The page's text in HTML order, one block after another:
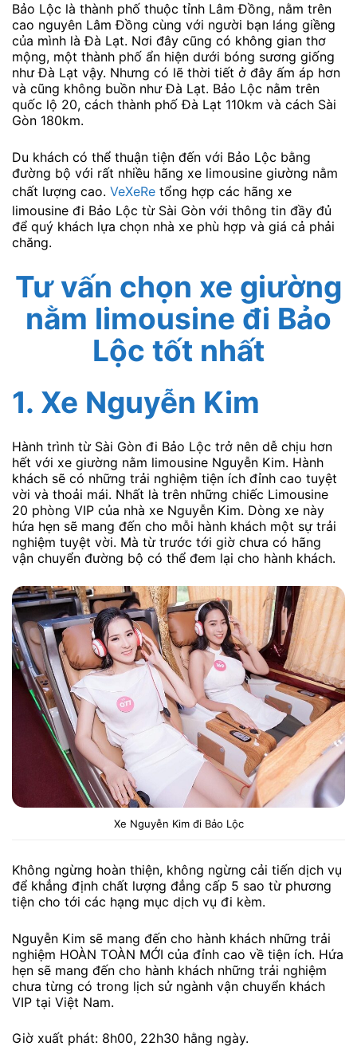
Bảo Lộc là thành phố thuộc tỉnh Lâm Đồng, nằm trên
cao nguyên Lâm Đồng cùng với người bạn láng giềng
của mình là Đà Lạt. Nơi đây cũng có không gian thơ
mộng, một thành phố ẩn hiện dưới bóng sương giống
như Đà Lạt vậy. Nhưng có lẽ thời tiết ở đây ấm áp hơn
và cũng không buồn như Đà Lạt. Bảo Lộc nằm trên
quốc lộ 20, cách thành phố Đà Lạt 110km và cách Sài
Gòn 180km.
Du khách có thể thuận tiện đến với Bảo Lộc bằng
đường bộ với rất nhiều hãng xe limousine giường nằm
chất lượng cao. VeXeRe tổng hợp các hãng xe
limousine đi Bảo Lộc từ Sài Gòn với thông tin đầy đủ
để quý khách lựa chọn nhà xe phù hợp và giá cả phải
chăng.
Tư vấn chọn xe giường
nằm limousine đi Bảo
Lộc tốt nhất
1. Xe Nguyễn Kim
Hành trình từ Sài Gòn đi Bảo Lộc trở nên dễ chịu hơn
hết với xe giường nằm limousine Nguyễn Kim. Hành
khách sẽ có những trải nghiệm tiện ích đỉnh cao tuyệt
vời và thoải mái. Nhất là trên những chiếc Limousine
20 phòng VIP của nhà xe Nguyễn Kim. Dòng xe này
hứa hẹn sẽ mang đến cho mỗi hành khách một sự trải
nghiệm tuyệt vời. Mà từ trước tới giờ chưa có hãng
vận chuyển đường bộ có thể đem lại cho hành khách.
Xe Nguyễn Kim đi Bảo Lộc
Không ngừng hoàn thiện, không ngừng cải tiến dịch vụ
để khẳng định chất lượng đẳng cấp 5 sao từ phương
tiện cho tới các hạng mục dịch vụ đi kèm.
Nguyễn Kim sẽ mang đến cho hành khách những trải
nghiệm HOÀN TOÀN MỚI của đỉnh cao về tiện ích. Hứa
hẹn sẽ mang đến cho hành khách những trải nghiệm
chưa từng có trong lịch sử ngành vận chuyển khách
VIP tại Việt Nam.
Giờ xuất phát: 8h00, 22h30 hằng ngày.